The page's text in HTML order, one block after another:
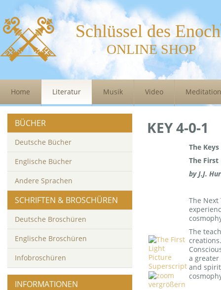
Schlüssel des Enoch
ONLINE SHOP
Home Literatur Musik Video Meditation
BÜCHER
Deutsche Bücher
Englische Bücher
Andere Sprachen
SCHRIFTEN & BROSCHÜREN
Deutsche Broschüren
Englische Broschüren
Infobroschüren
INFORMATIONEN
KEY 4-0-1
vergrößern
The
The
by J.J.
The Next
The
a
and